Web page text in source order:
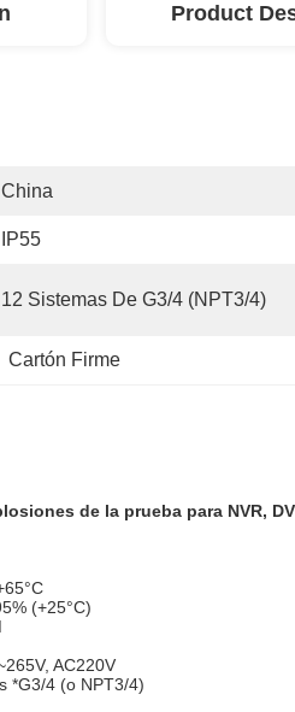
Product
China
IP55
12 Sistemas De G3/4 (NPT3/4)
Cartón Firme
de la prueba para NVR,
(+25°C)
AC220V
*G3/4 (o NPT3/4)